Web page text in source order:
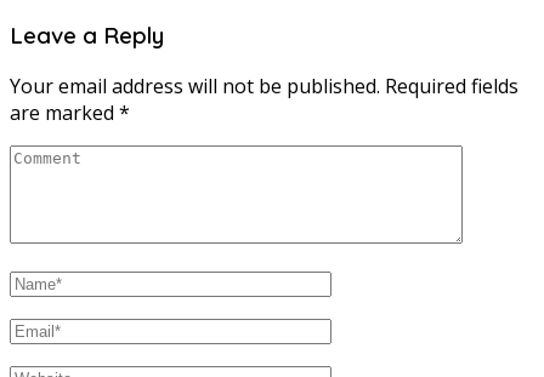
Leave a Reply
Your email address will not be published. Required fields
are marked *